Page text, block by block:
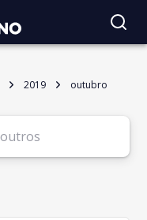
2019 outubro